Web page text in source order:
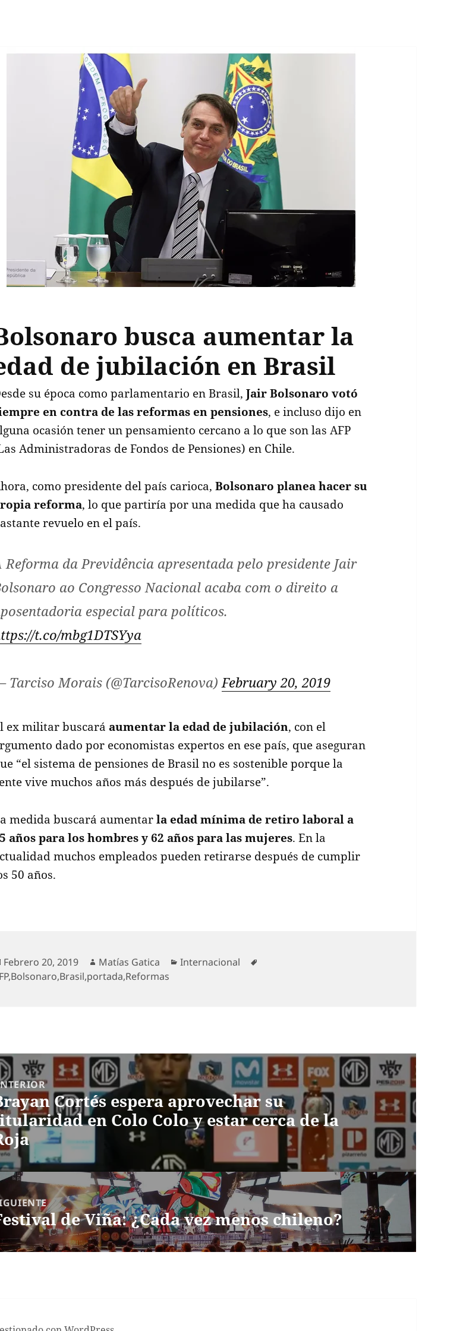
busca aumentar la
de jubilación en Brasil
su época como parlamentario en Brasil,Jair Bolsonaro votó
en contra de las reformas en pensiones, e incluso dijo en
ocasión tener un pensamiento cercano a lo que son las AFP
Administradoras de Fondos de Pensiones) en Chile.
como presidente del país carioca, Bolsonaro planea hacer su
reforma, lo que partiría por una medida que ha causado
revuelo en el país.
Reforma da Previdência apresentada pelo presidente Jair
ao Congresso Nacional acaba com o direito a
especial para políticos.
t.co/mbg1DTSYya
Tarciso Morais (@TarcisoRenova)February 20, 2019
ex militar buscará aumentar la edad de jubilación, con el
dado por economistas expertos en ese país, que aseguran
“el sistema de pensiones de Brasil no es sostenible porque la
vive muchos años más después de jubilarse”.
medida buscará aumentarla edad mínima de retiro laboral a
años para los hombres y 62 años para las mujeres. En la
muchos empleados pueden retirarse después de cumplir
50 años.
Publicado
el
Febrero 20, 2019 Autor
Matías Gatica Categorías
Internacional
,Bolsonaro,Brasil,portada,Reformas
Cortés espera aprovechar su
en Colo Colo y estar cerca de la
siguiente:
de Viña: ¿Cada vez menos chileno?